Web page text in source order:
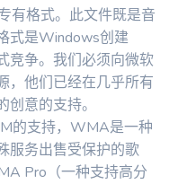
有格式。此文件既是音
式是Windows创建
竞争。我们必须向微软
，他们已经在几乎所有
意的支持。
的支持，WMA是一种
服务出售受保护的歌
Pro（一种支持高分